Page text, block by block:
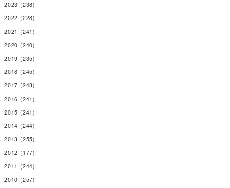
2023 (238)
2022 (228)
2021 (241)
2020 (240)
2019 (235)
2018 (245)
2017 (243)
2016 (241)
2015 (241)
2014 (244)
2013 (255)
2012 (177)
2011 (244)
2010 (257)